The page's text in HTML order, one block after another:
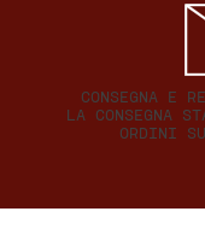
CONSEGNA E
LA CONSEGNA
ORDINI